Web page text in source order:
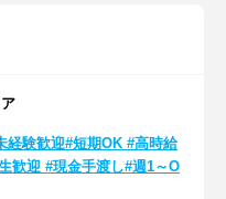
経験歓迎#短期OK #高時給
歓迎 #現金手渡し#週1～O